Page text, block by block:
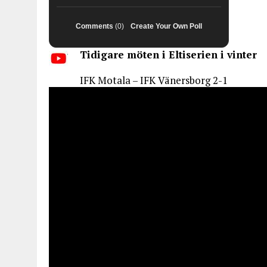
Comments (0) Create Your Own Poll
Tidigare möten i Eltiserien i vinter
IFK Motala – IFK Vänersborg 2-1